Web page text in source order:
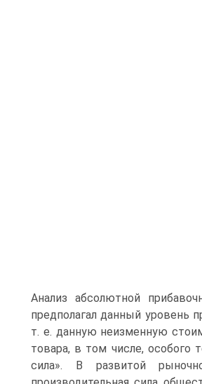
Анализ абсолютной
предполагал данный уровень
т. е. данную неизменную
товара, в том числе, особого
сила». В развитой